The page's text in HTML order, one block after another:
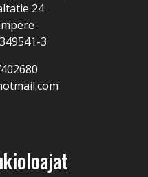
24
3